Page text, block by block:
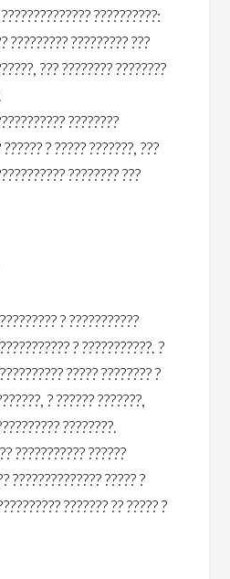
??????????:
????????? ????????? ???
??? ???????? ????????
????????
? ????? ???????, ???
???????? ???
? ???????????
? ???????????. ?
????? ???????? ?
? ?????? ???????,
????????.
??????????? ??????
?????????????? ????? ?
??????? ?? ????? ?